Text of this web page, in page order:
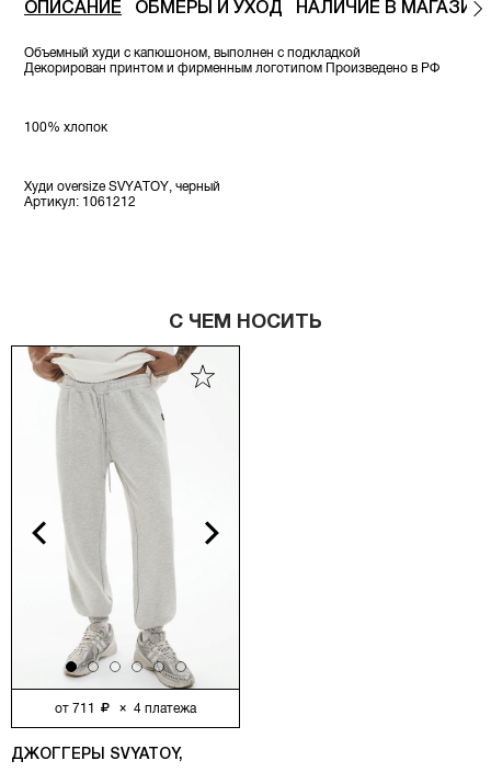
ОПИСАНИЕ ОБМЕРЫ И УХОД НАЛИЧИЕ В
Объемный худи с капюшоном, выполнен с подкладкой
Декорирован принтом и фирменным логотипом Произведено в РФ
100% хлопок
Худи oversize SVYATOY, черный
Артикул: 1061212
С ЧЕМ НОСИТЬ
Next
от 711 × 4 платежа
ДЖОГГЕРЫ SVYATOY, МОЛОЧНЫЙ МЕЛАНЖ